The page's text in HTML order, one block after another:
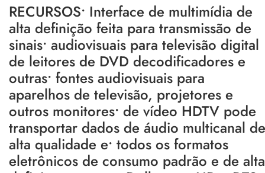
RECURSOS• Interface de multimídia de
alta definição feita para transmissão de
sinais• audiovisuais para televisão digital
de leitores de DVD decodificadores e
outras• fontes audiovisuais para
aparelhos de televisão, projetores e
outros monitores• de vídeo HDTV pode
transportar dados de áudio multicanal de
alta qualidade e• todos os formatos
eletrônicos de consumo padrão e de alta